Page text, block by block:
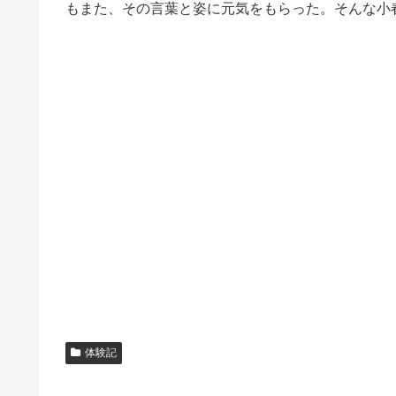
もまた、その言葉と姿に元気をもらった。そんな小
体験記